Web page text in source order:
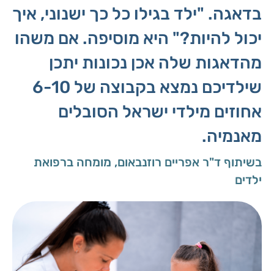
בדאגה. "ילד בגילו כל כך ישנוני, איך
יכול להיות?" היא מוסיפה. אם משהו
מהדאגות שלה אכן נכונות יתכן
שילדיכם נמצא בקבוצה של 6-10
אחוזים מילדי ישראל הסובלים
מאנמיה.
בשיתוף ד"ר אפריים רוזנבאום, מומחה ברפואת
ילדים